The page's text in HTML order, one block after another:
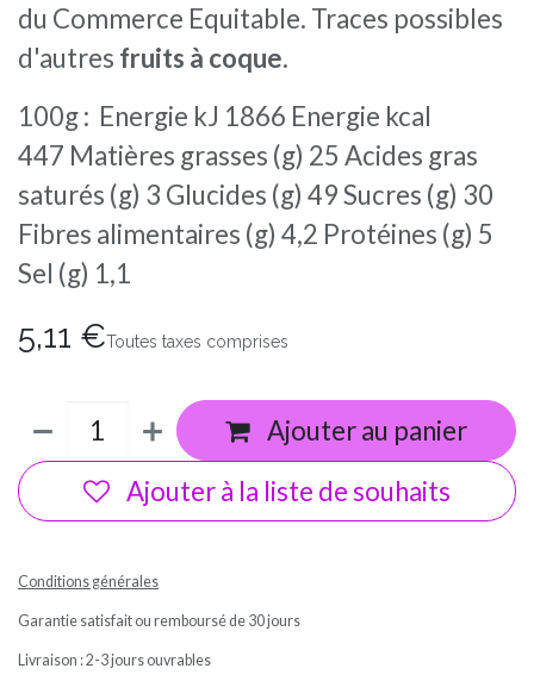
du Commerce Equitable. Traces possibles
d'autres fruits à coque.
100g : Energie kJ 1866 Energie kcal
447 Matières grasses (g) 25 Acides gras
saturés (g) 3 Glucides (g) 49 Sucres (g) 30
Fibres alimentaires (g) 4,2 Protéines (g) 5
Sel (g) 1,1
5,11 €Toutes taxes comprises
Ajouter au panier
Ajouter à la liste de souhaits
Conditions générales
Garantie satisfait ou remboursé de 30 jours
Livraison : 2-3 jours ouvrables